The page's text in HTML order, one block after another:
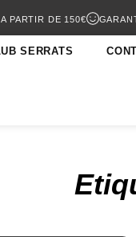
PARTIR DE 150€
SERRATS